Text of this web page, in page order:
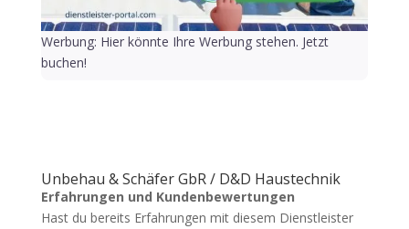
Werbung: Hier könnte Ihre Werbung stehen. Jetzt
buchen!
Unbehau & Schäfer GbR / D&D Haustechnik
Erfahrungen und Kundenbewertungen
Hast du bereits Erfahrungen mit diesem Dienstleister